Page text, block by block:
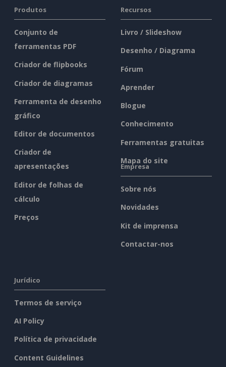
Produtos
Conjunto de
ferramentas PDF
Criador de flipbooks
Criador de diagramas
Ferramenta de desenho
gráfico
Editor de documentos
Criador de
apresentações
Editor de folhas de
cálculo
Preços
Recursos
Livro / Slideshow
Desenho / Diagrama
Fórum
Aprender
Blogue
Conhecimento
Ferramentas gratuitas
Mapa do site
Empresa
Sobre nós
Novidades
Kit de imprensa
Contactar-nos
Jurídico
Termos de serviço
AI Policy
Política de privacidade
Content Guidelines